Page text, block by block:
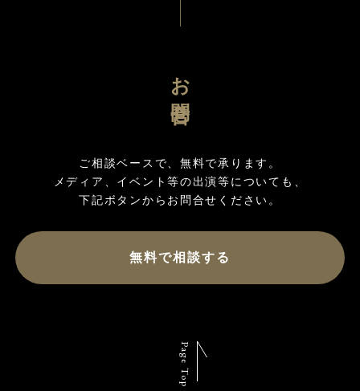
お問合せ
ご相談ベースで、無料で承ります。
メディア、イベント等の出演等についても、
無料で相談する
Page Top